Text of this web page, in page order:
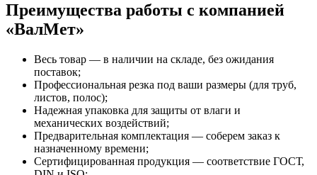
Преимущества работы с компанией
«ВалМет»
Весь товар — в наличии на складе, без ожидания
поставок;
Профессиональная резка под ваши размеры (для труб,
листов, полос);
Надежная упаковка для защиты от влаги и
механических воздействий;
Предварительная комплектация — соберем заказ к
назначенному времени;
Сертифицированная продукция — соответствие ГОСТ,